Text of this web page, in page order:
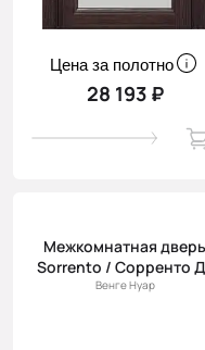
Цена за полотно
28 193 ₽
Межкомнатная дверь
Sorrento / Сорренто
Венге Нуар